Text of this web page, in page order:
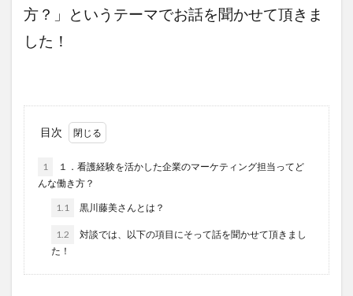
方？ 」というテーマでお話を聞かせて頂きま
した！
目次
1
１．看護経験を活かした企業のマーケティング担当ってど
んな働き方？
1.1 黒川藤美さんとは？
1.2
対談では、以下の項目にそって話を聞かせて頂きまし
た！